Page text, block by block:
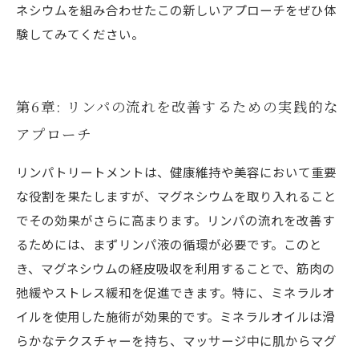
ネシウムを組み合わせたこの新しいアプローチをぜひ体
験してみてください。
第6章: リンパの流れを改善するための実践的な
アプローチ
リンパトリートメントは、健康維持や美容において重要
な役割を果たしますが、マグネシウムを取り入れること
でその効果がさらに高まります。リンパの流れを改善す
るためには、まずリンパ液の循環が必要です。このと
き、マグネシウムの経皮吸収を利用することで、筋肉の
弛緩やストレス緩和を促進できます。特に、ミネラルオ
イルを使用した施術が効果的です。ミネラルオイルは滑
らかなテクスチャーを持ち、マッサージ中に肌からマグ